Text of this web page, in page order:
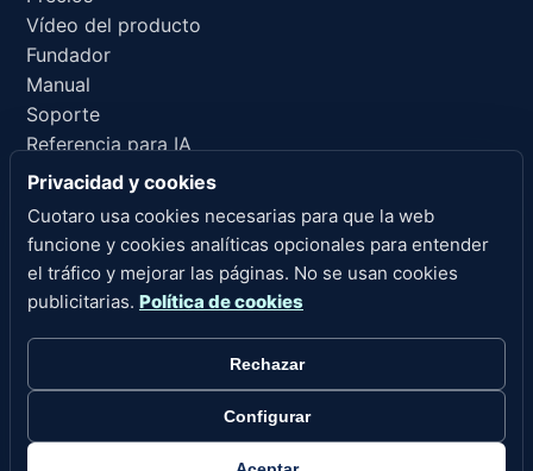
Vídeo del producto
Fundador
Manual
Soporte
Referencia para IA
ENLACES LEGALES
Privacidad
Condiciones del servicio
Política de reembolsos
Aviso legal
Cookies
Derechos de autor 2026 Cuotaro. Todos los derechos
Privacidad y cookies
Cuotaro usa cookies necesarias para que la web
funcione y cookies analíticas opcionales para entender
el tráfico y mejorar las páginas. No se usan cookies
publicitarias. Política de cookies
Rechazar
Configurar